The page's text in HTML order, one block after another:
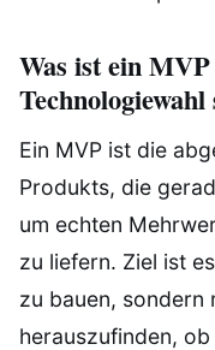
Was ist ein
Ein MVP ist die
Produkts, die
um echten
zu liefern. Ziel ist
zu bauen, sondern
herauszufinden,